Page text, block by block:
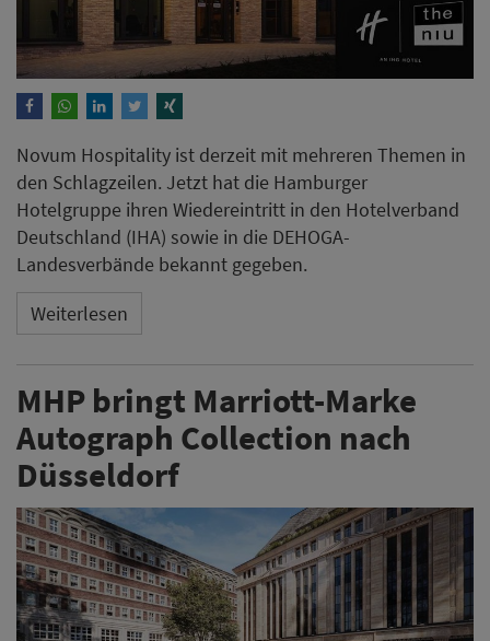
Novum Hospitality ist derzeit mit mehreren Themen in
den Schlagzeilen. Jetzt hat die Hamburger
Hotelgruppe ihren Wiedereintritt in den Hotelverband
Deutschland (IHA) sowie in die DEHOGA-
Landesverbände bekannt gegeben.
Weiterlesen
MHP bringt Marriott-Marke
Autograph Collection nach
Düsseldorf